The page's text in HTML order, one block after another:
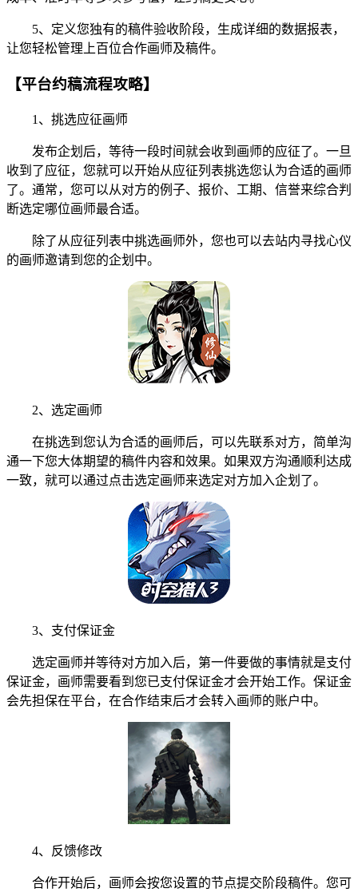
5、定义您独有的稿件验收阶段，生成详细的数据报表，
让您轻松管理上百位合作画师及稿件。
【平台约稿流程攻略】
1、挑选应征画师
发布企划后，等待一段时间就会收到画师的应征了。一旦
收到了应征，您就可以开始从应征列表挑选您认为合适的画师
了。通常，您可以从对方的例子、报价、工期、信誉来综合判
断选定哪位画师最合适。
除了从应征列表中挑选画师外，您也可以去站内寻找心仪
的画师邀请到您的企划中。
2、选定画师
在挑选到您认为合适的画师后，可以先联系对方，简单沟
通一下您大体期望的稿件内容和效果。如果双方沟通顺利达成
一致，就可以通过点击选定画师来选定对方加入企划了。
3、支付保证金
选定画师并等待对方加入后，第一件要做的事情就是支付
保证金，画师需要看到您已支付保证金才会开始工作。保证金
会先担保在平台，在合作结束后才会转入画师的账户中。
4、反馈修改
合作开始后，画师会按您设置的节点提交阶段稿件。您可